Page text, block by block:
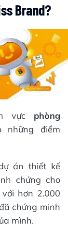
Brand?
vực phòng
những điểm
án thiết kế
chứng cho
hơn 2.000
chứng minh
mình.